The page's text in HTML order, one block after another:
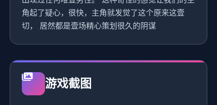
角起了疑心，很快，主角就发觉了这个原来这壹
切， 居然都是壹场精心策划很久的阴谋
游戏截图